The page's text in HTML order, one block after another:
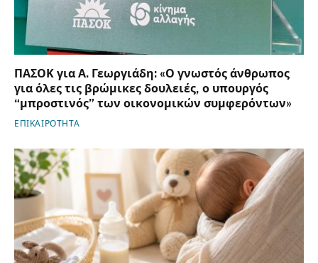
ΠΑΣΟΚ για Α. Γεωργιάδη: «Ο γνωστός άνθρωπος
για όλες τις βρώμικες δουλειές, ο υπουργός
“μπροστινός” των οικονομικών συμφερόντων»
ΕΠΙΚΑΙΡΟΤΗΤΑ